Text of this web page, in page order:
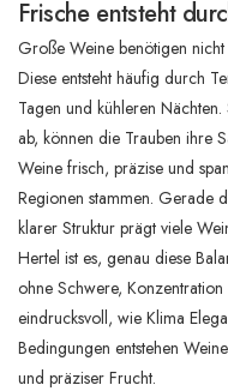
Frische entsteht
Große Weine benötigen
Diese entsteht häufig durch
Tagen und kühleren
ab, können die Trauben ihre
Weine frisch, präzise und
Regionen stammen. Gerade
klarer Struktur prägt viele
Hertel ist es, genau diese
ohne Schwere,
eindrucksvoll, wie Klima
Bedingungen entstehen
und präziser Frucht.